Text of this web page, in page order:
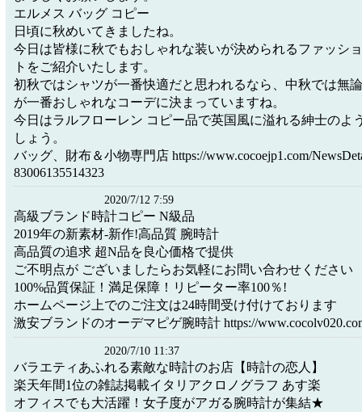
エルメス バッグ コピー
日頃に秋めいてきましたね。
今日は皆様に秋でもおしゃれな装いが決められるファッシ
トをご紹介いたします。
初秋ではシャツが一番快適だと思われるなら、中秋では無
が一番おしゃれなコーデに決まっていますね。
今日はラルフローレン コピー品で英国風に溢れる紳士のよ
しょう。
バッグ、財布＆小物専門店 https://www.cocoejp1.com/
83006135514323
2020/7/12 7:59
高級ブランド時計コピー N級品
2019年の新素材-新作!高品質 腕時計
高品質の追求 超N品を良心価格で提供
ご不明点が ございましたらお気軽にお問い合わせください
100%品質保証！満足保障！リピーター率100％!
ホームページ上でのご注文は24時間受け付けております
激安ブランドのオーデマピゲ腕時計 https://
2020/7/10 11:37
バラエティあふれる素敵な時計のお店【時計の恋人】
楽天年間1位の雑誌掲載イタリアクロノグラフ あす楽
オフィスでも大活躍！女子度がアガる腕時計が集結★